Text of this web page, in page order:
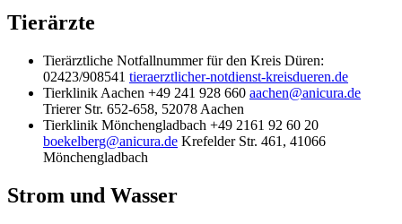
Tierärzte
Tierärztliche Notfallnummer für den Kreis Düren:
02423/908541 tieraerztlicher-notdienst-kreisdueren.de
Tierklinik Aachen +49 241 928 660 aachen@anicura.de
Trierer Str. 652-658, 52078 Aachen
Tierklinik Mönchengladbach +49 2161 92 60 20
boekelberg@anicura.de Krefelder Str. 461, 41066
Mönchengladbach
Strom und Wasser